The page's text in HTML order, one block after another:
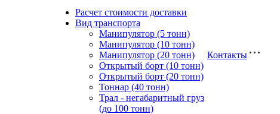
Расчет стоимости доставки
Вид транспорта
Манипулятор (5 тонн)
Манипулятор (10 тонн)
Манипулятор (20 тонн)
Открытый борт (10 тонн)
Открытый борт (20 тонн)
Тоннар (40 тонн)
Трал - негабаритный груз
(до 100 тонн)
Контакты